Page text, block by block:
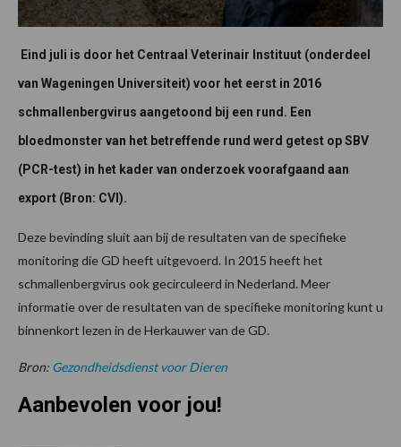
Eind juli is door het Centraal Veterinair Instituut (onderdeel
van Wageningen Universiteit) voor het eerst in 2016
schmallenbergvirus aangetoond bij een rund. Een
bloedmonster van het betreffende rund werd getest op SBV
(PCR-test) in het kader van onderzoek voorafgaand aan
export (Bron: CVI).
Deze bevinding sluit aan bij de resultaten van de specifieke
monitoring die GD heeft uitgevoerd. In 2015 heeft het
schmallenbergvirus ook gecirculeerd in Nederland. Meer
informatie over de resultaten van de specifieke monitoring kunt u
binnenkort lezen in de Herkauwer van de GD.
Bron: Gezondheidsdienst voor Dieren
Aanbevolen voor jou!